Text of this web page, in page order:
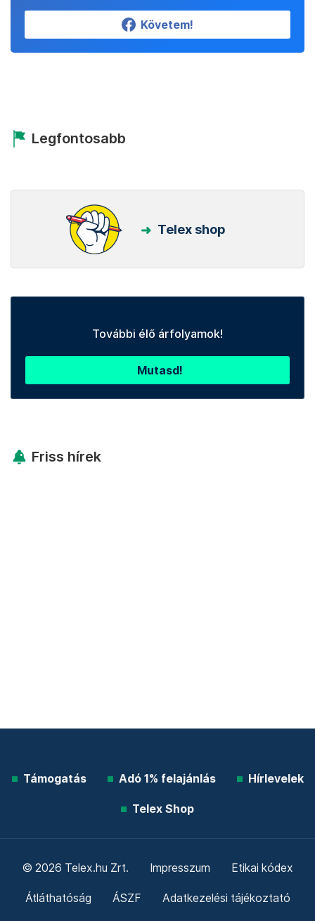
Követem!
Legfontosabb
Telex shop
További élő árfolyamok!
Mutasd!
Friss hírek
Támogatás Adó 1% felajánlás Hírlevelek
Telex Shop
© 2026 Telex.hu Zrt. Impresszum Etikai kódex
Átláthatóság ÁSZF Adatkezelési tájékoztató